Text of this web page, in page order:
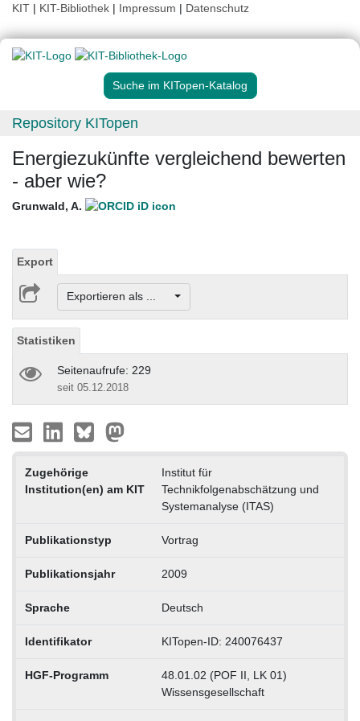
KIT | KIT-Bibliothek | Impressum | Datenschutz
Suche im KITopen-Katalog
Repository KITopen
Energiezukünfte vergleichend bewerten
- aber wie?
Grunwald, A.
Export
Exportieren als ...
Statistiken
Seitenaufrufe: 229
seit 05.12.2018
Zugehörige
Institution(en) am KIT
Institut für
Technikfolgenabschätzung und
Systemanalyse (ITAS)
Publikationstyp Vortrag
Publikationsjahr 2009
Sprache Deutsch
Identifikator KITopen-ID: 240076437
HGF-Programm
48.01.02 (POF II, LK 01)
Wissensgesellschaft